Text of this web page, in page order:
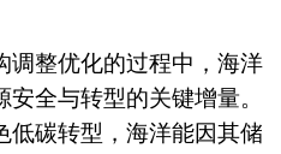
整优化的过程中，海洋
全与转型的关键增量。
低碳转型，海洋能因其储